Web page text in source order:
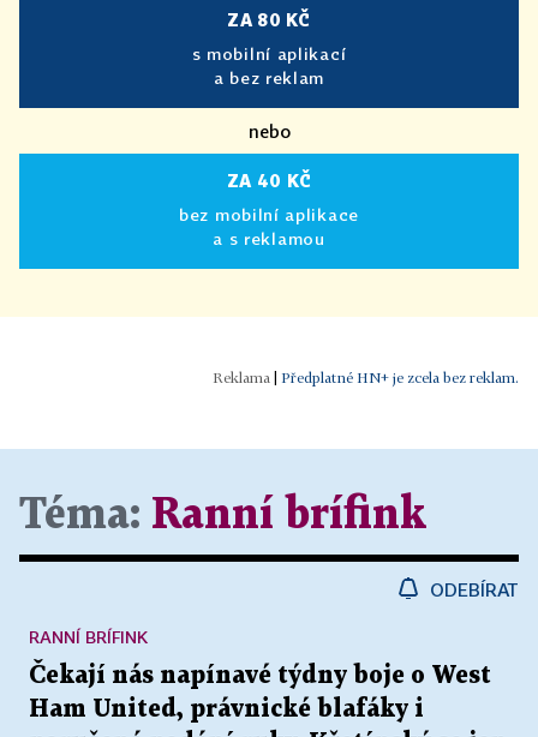
ZA 80 KČ
s mobilní aplikací
a bez reklam
nebo
ZA 40 KČ
bez mobilní aplikace
a s reklamou
Předplatné HN+ je zcela bez reklam.
Téma: Ranní brífink
ODEBÍRAT
Čekají nás napínavé týdny boje o West
Ham United, právnické blafáky i
RANNÍ BRÍFINK